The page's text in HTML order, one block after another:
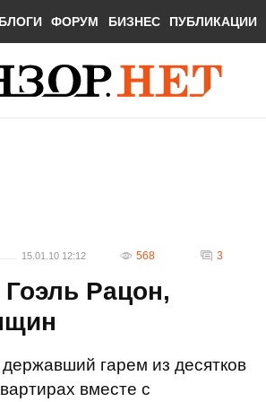
БЛОГИ ФОРУМ БИЗНЕС ПУБЛИКАЦИИ
15.01.10 12:12 568 3
Рацон,
гарем из десятков
вместе с